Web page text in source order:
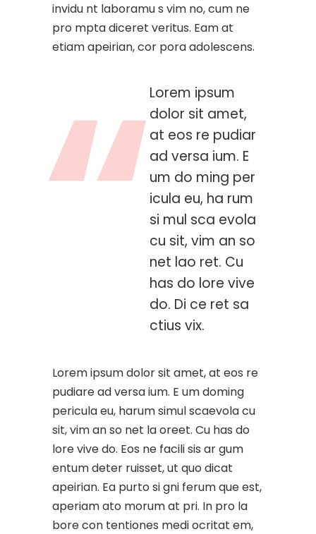
invidu nt laboramu s vim no, cum ne
pro mpta diceret veritus. Eam at
etiam apeirian, cor pora adolescens.
Lorem ipsum
dolor sit amet,
at eos re pudiar
ad versa ium. E
um do ming per
icula eu, ha rum
si mul sca evola
cu sit, vim an so
net lao ret. Cu
has do lore vive
do. Di ce ret sa
ctius vix.
Lorem ipsum dolor sit amet, at eos re
pudiare ad versa ium. E um doming
pericula eu, harum simul scaevola cu
sit, vim an so net la oreet. Cu has do
lore vive do. Eos ne facili sis ar gum
entum deter ruisset, ut quo dicat
apeirian. Ea purto si gni ferum que est,
aperiam ato morum at pri. In pro la
bore con tentiones medi ocritat em,